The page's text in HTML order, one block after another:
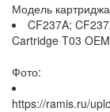
Модель
CF237A;
Cartridge T03
Фото:
https://ramis.ru/